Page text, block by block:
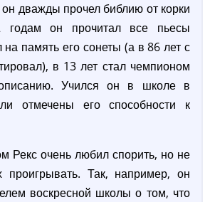
дважды прочел библию от корки
он прочитал все пьесы
память его сонеты (а в 86 лет с
в 13 лет стал чемпионом
Учился он в школе в
отмечены его способности к
Рекс очень любил спорить, но не
Так, например, он
воскресной школы о том, что